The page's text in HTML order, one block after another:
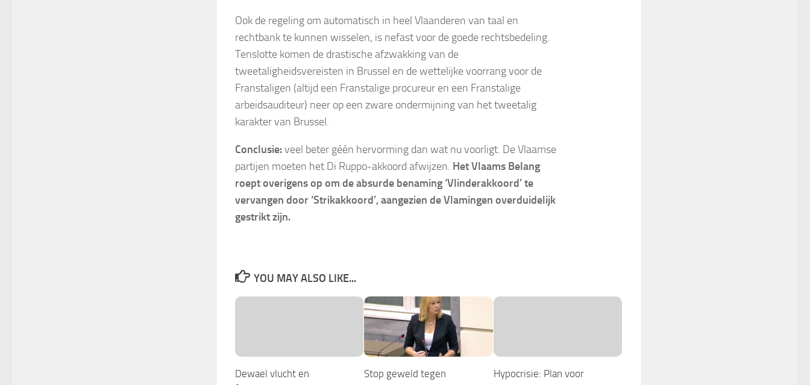
Ook de regeling om automatisch in heel Vlaanderen van taal en
rechtbank te kunnen wisselen, is nefast voor de goede rechtsbedeling.
Tenslotte komen de drastische afzwakking van de
tweetaligheidsvereisten in Brussel en de wettelijke voorrang voor de
Franstaligen (altijd een Franstalige procureur en een Franstalige
arbeidsauditeur) neer op een zware ondermijning van het tweetalig
karakter van Brussel.
Conclusie:veel beter géén hervorming dan wat nu voorligt. De Vlaamse
partijen moeten het Di Ruppo-akkoord afwijzen. Het Vlaams Belang
roept overigens op om de absurde benaming ‘Vlinderakkoord’ te
vervangen door ‘Strikakkoord’, aangezien de Vlamingen overduidelijk
gestrikt zijn.
YOU MAY ALSO LIKE...
Dewael vlucht en
Stop geweld tegen
Hypocrisie: Plan voor